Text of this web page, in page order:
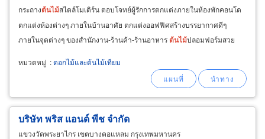
กระถางต้นไม้สไตล์โมเดิร์น ตอบโจทย์ผู้รักการตกแต่งภายในห้องพักคอนโด
ตกแต่งห้องต่างๆ ภายในบ้านอาศัย ตกแต่งออฟฟิศสร้างบรรยากาศดีๆ
ภายในจุดต่างๆ ของสำนักงาน-ร้านค้า-ร้านอาหาร ต้นไม้ปลอมฟอร์มสวย
หมวดหมู่ :ดอกไม้และต้นไม้เทียม
บริษัท พริส แอนด์ พีช จำกัด
แขวงวัดพระยาไกร เขตบางคอแหลม กรุงเทพมหานคร